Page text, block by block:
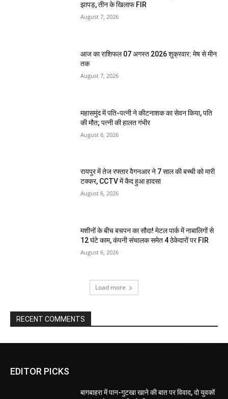
झापड़, तीन के खिलाफ FIR
August 7, 2026
आज का राशिफल 07 अगस्त 2026 शुक्रवार: मेष से मीन
तक
August 7, 2026
महासमुंद में पति-पत्नी ने कीटनाशक का सेवन किया, पति
की मौत; पत्नी की हालत गंभीर
August 6, 2026
रायपुर में तेज रफ्तार वैगनआर ने 7 साल की बच्ची को मारी
टक्कर, CCTV में कैद हुआ हादसा
August 6, 2026
मशीनों के बीच बचपन का सौदा! मेटल पार्क में नाबालिगों से
12 घंटे काम, कंपनी संचालक समेत 4 ठेकेदारों पर FIR
August 6, 2026
Load more
RECENT COMMENTS
EDITOR PICKS
बागबाहरा में पान-गुटखा खाने की बात पर विवाद, दो युवकों